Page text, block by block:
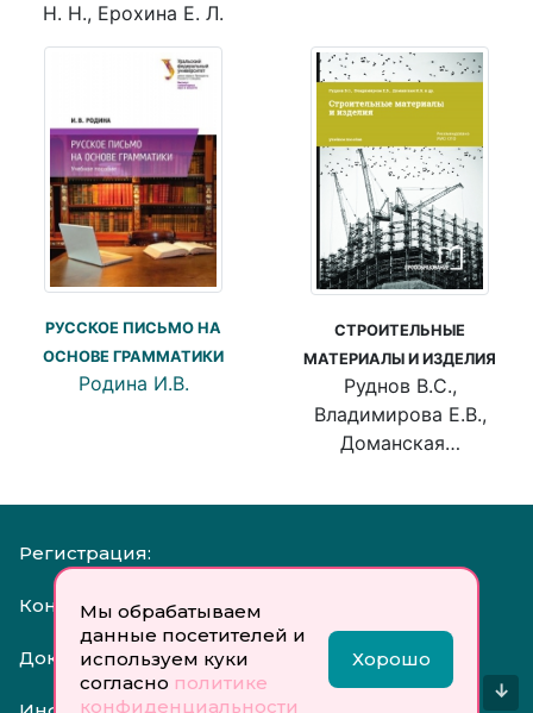
Мы обрабатываем
данные посетителей и
используем куки
согласно политике
конфиденциальности
Хорошо
Н. Н., Ерохина Е. Л.
РУССКОЕ ПИСЬМО НА
ОСНОВЕ ГРАММАТИКИ
Родина И.В.
СТРОИТЕЛЬНЫЕ
МАТЕРИАЛЫ И ИЗДЕЛИЯ
Руднов В.С.,
Владимирова Е.В.,
Доманская…
Регистрация:
Контакты:
Документы:
↓